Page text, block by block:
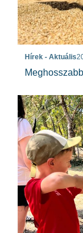
Hírek - Aktuális